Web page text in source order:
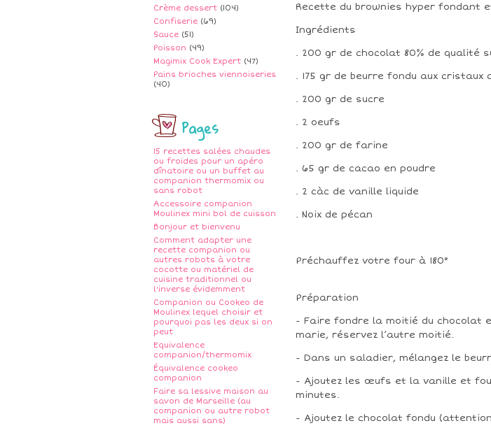
Crème dessert (104)
Confiserie (69)
Sauce (51)
Poisson (49)
Magimix Cook Expert (47)
Pains brioches viennoiseries
(40)
Pages
15 recettes salées chaudes
ou froides pour un apéro
dînatoire ou un buffet au
companion thermomix ou
sans robot
Accessoire companion
Moulinex mini bol de cuisson
Bonjour et bienvenu
Comment adapter une
recette companion ou
autres robots à votre
cocotte ou matériel de
cuisine traditionnel ou
l'inverse évidemment
Companion ou Cookeo de
Moulinex lequel choisir et
pourquoi pas les deux si on
peut
Equivalence
companion/thermomix
Équivalence cookeo
companion
Faire sa lessive maison au
savon de Marseille (au
companion ou autre robot
mais aussi sans)
Recette du brownies hyper fondant
Ingrédients
. 200 gr de chocolat 80% de qualité
. 175 gr de beurre fondu aux cristaux
. 200 gr de sucre
. 2 oeufs
. 200 gr de farine
. 65 gr de cacao en poudre
. 2 càc de vanille liquide
. Noix de pécan
Préchauffez votre four à 180°
Préparation
- Faire fondre la moitié du chocolat
marie, réservez l’autre moitié.
- Dans un saladier, mélangez le
- Ajoutez les œufs et la vanille et
minutes.
- Ajoutez le chocolat fondu